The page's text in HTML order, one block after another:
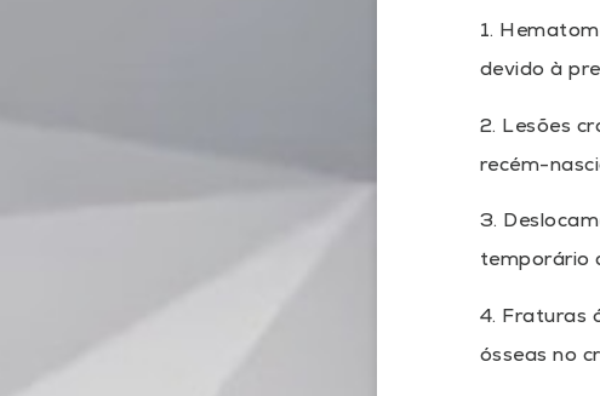
1.
devido à
2. Lesões
recém-
3.
temporário
4. Fraturas
ósseas no